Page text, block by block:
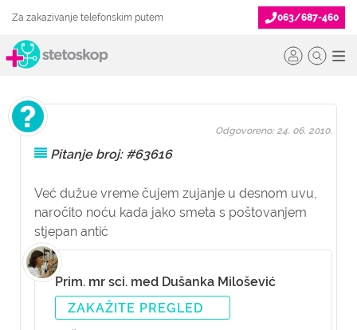
Za zakazivanje telefonskim putem 063/687-460
Pitanje broj: #63616
Već dužue vreme čujem zujanje u desnom uvu,
naročito noću kada jako smeta s poštovanjem
stjepan antić
Odgovoreno: 24. 06. 2010.
Prim. mr sci. med Dušanka Milošević
ZAKAŽITE PREGLED